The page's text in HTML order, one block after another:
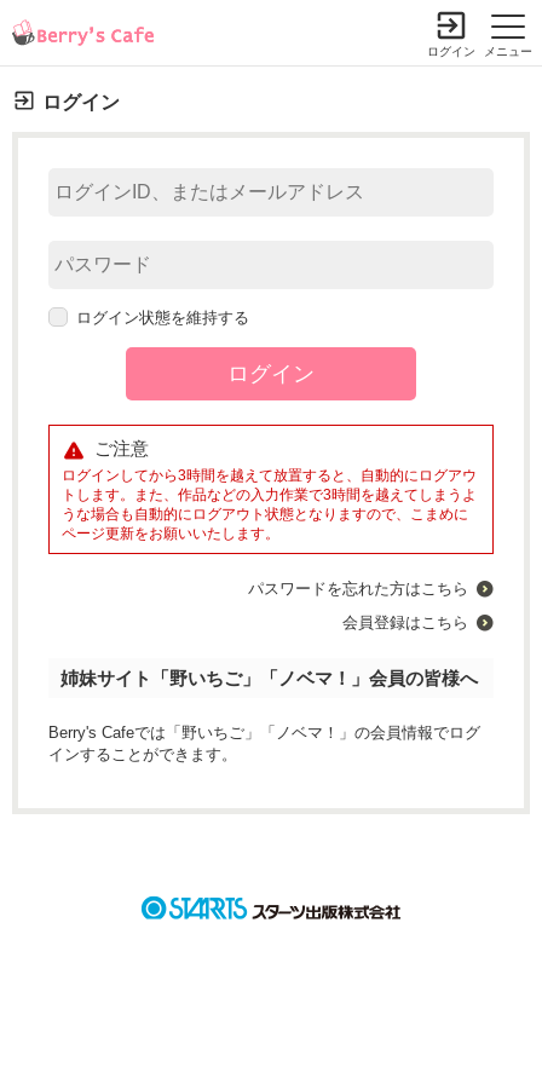
メニュー
ログイン
ログイン
ログイン状態を維持する
ご注意
ログインしてから3時間を越えて放置すると、自動的にログアウ
トします。また、作品などの入力作業で3時間を越えてしまうよ
うな場合も自動的にログアウト状態となりますので、こまめに
ページ更新をお願いいたします。
パスワードを忘れた方はこちら
会員登録はこちら
姉妹サイト「野いちご」「ノベマ！」会員の皆様へ
Berry's Cafeでは「野いちご」「ノベマ！」の会員情報でログ
インすることができます。